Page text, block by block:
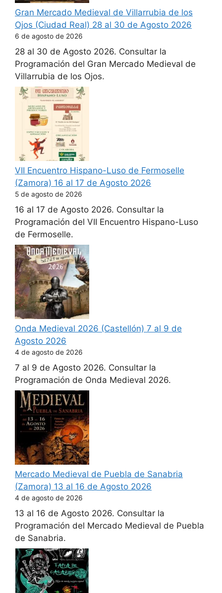
Gran Mercado Medieval de Villarrubia de los
Ojos (Ciudad Real) 28 al 30 de Agosto 2026
6 de agosto de 2026
28 al 30 de Agosto 2026. Consultar la
Programación del Gran Mercado Medieval de
Villarrubia de los Ojos.
VII Encuentro Hispano-Luso de Fermoselle
(Zamora) 16 al 17 de Agosto 2026
5 de agosto de 2026
16 al 17 de Agosto 2026. Consultar la
Programación del VII Encuentro Hispano-Luso
de Fermoselle.
Onda Medieval 2026 (Castellón) 7 al 9 de
Agosto 2026
4 de agosto de 2026
7 al 9 de Agosto 2026. Consultar la
Programación de Onda Medieval 2026.
Mercado Medieval de Puebla de Sanabria
(Zamora) 13 al 16 de Agosto 2026
4 de agosto de 2026
13 al 16 de Agosto 2026. Consultar la
Programación del Mercado Medieval de Puebla
de Sanabria.